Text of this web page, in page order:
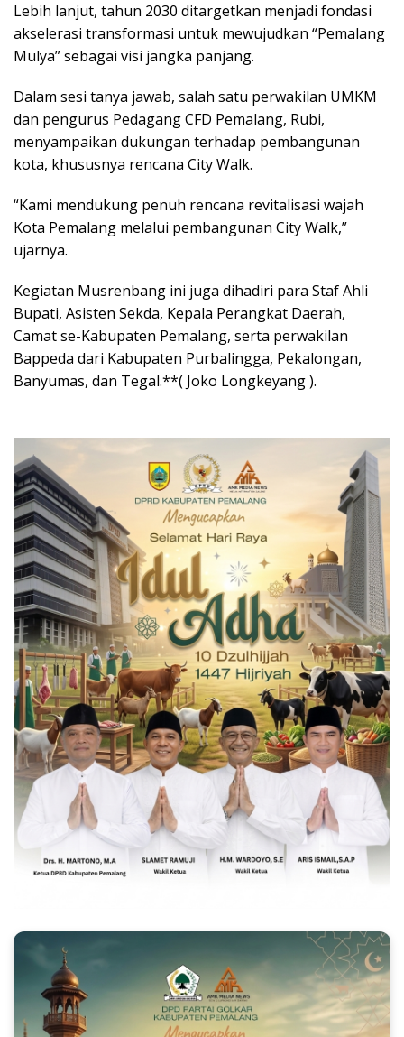
Lebih lanjut, tahun 2030 ditargetkan menjadi fondasi
akselerasi transformasi untuk mewujudkan “Pemalang
Mulya” sebagai visi jangka panjang.
Dalam sesi tanya jawab, salah satu perwakilan UMKM
dan pengurus Pedagang CFD Pemalang, Rubi,
menyampaikan dukungan terhadap pembangunan
kota, khususnya rencana City Walk.
“Kami mendukung penuh rencana revitalisasi wajah
Kota Pemalang melalui pembangunan City Walk,”
ujarnya.
Kegiatan Musrenbang ini juga dihadiri para Staf Ahli
Bupati, Asisten Sekda, Kepala Perangkat Daerah,
Camat se-Kabupaten Pemalang, serta perwakilan
Bappeda dari Kabupaten Purbalingga, Pekalongan,
Banyumas, dan Tegal.**( Joko Longkeyang ).